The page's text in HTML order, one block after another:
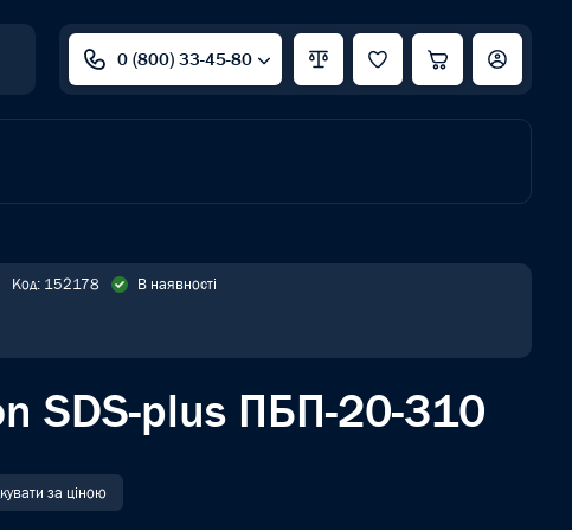
0 (800) 33-45-80
Код: 152178 В наявності
SDS-plus ПБП-20-310
за ціною